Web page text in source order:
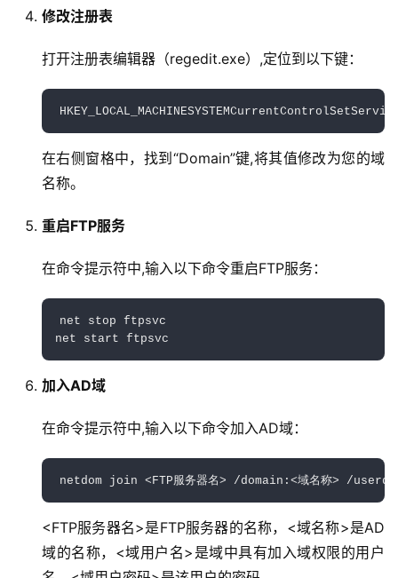
修改注册表
打开注册表编辑器（regedit.exe）,定位到以下键：
在右侧窗格中，找到“Domain”键,将其值修改为您的域
名称。
重启FTP服务
在命令提示符中,输入以下命令重启FTP服务：
net stop ftpsvc
net start ftpsvc
加入AD域
在命令提示符中,输入以下命令加入AD域：
netdom join <FTP服务器名> /domain:<域名称> /
<FTP服务器名>是FTP服务器的名称，<域名称>是AD
域的名称，<域用户名>是域中具有加入域权限的用户